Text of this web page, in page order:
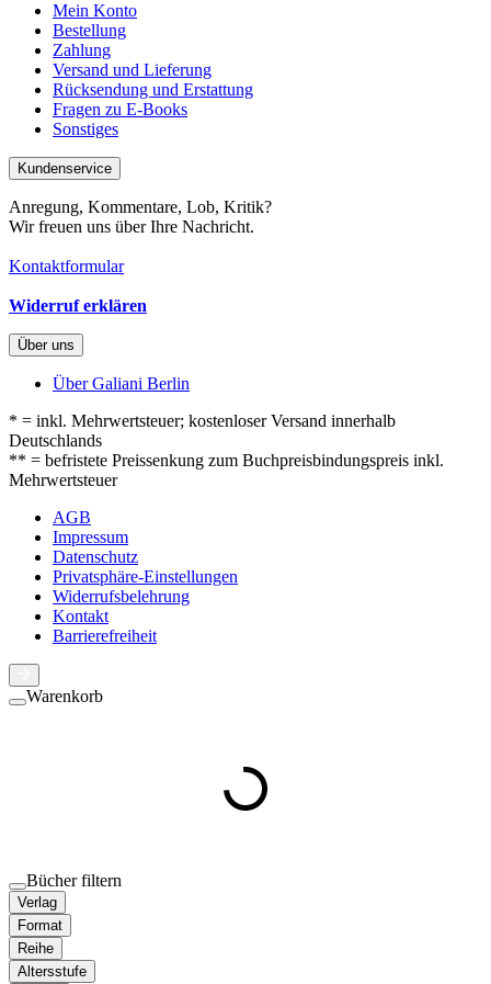
Mein Konto
Bestellung
Zahlung
Versand und Lieferung
Rücksendung und Erstattung
Fragen zu E-Books
Sonstiges
Kundenservice
Anregung, Kommentare, Lob, Kritik?
Wir freuen uns über Ihre Nachricht.
Kontaktformular
Widerruf erklären
Über uns
Über Galiani Berlin
* = inkl. Mehrwertsteuer; kostenloser Versand innerhalb
Deutschlands
** = befristete Preissenkung zum Buchpreisbindungspreis inkl.
Mehrwertsteuer
AGB
Impressum
Datenschutz
Privatsphäre-Einstellungen
Widerrufsbelehrung
Kontakt
Barrierefreiheit
Warenkorb
Bücher filtern
Verlag
Format
Reihe
Altersstufe